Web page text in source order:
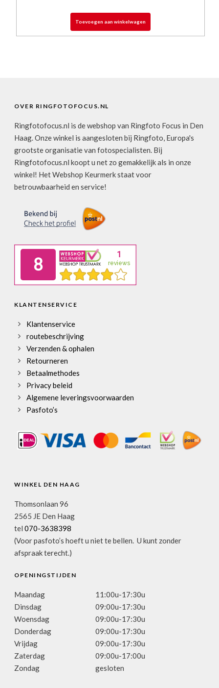
Toevoegen aan winkelwagen
OVER RINGFOTOFOCUS.NL
Ringfotofocus.nl is de webshop van Ringfoto Focus in Den
Haag. Onze winkel is aangesloten bij Ringfoto, Europa's
grootste organisatie van fotospecialisten. Bij
Ringfotofocus.nl koopt u net zo gemakkelijk als in onze
winkel! Het Webshop Keurmerk staat voor
betrouwbaarheid en service!
KLANTENSERVICE
Klantenservice
routebeschrijving
Verzenden & ophalen
Retourneren
Betaalmethodes
Privacy beleid
Algemene leveringsvoorwaarden
Pasfoto’s
WINKEL DEN HAAG
Thomsonlaan 96
2565 JE Den Haag
tel 070-3638398
(Voor pasfoto’s hoeft u niet te bellen. U kunt zonder
afspraak terecht.)
OPENINGSTIJDEN
Maandag
11:00u-17:30u
Dinsdag
09:00u-17:30u
Woensdag
09:00u-17:30u
Donderdag
09:00u-17:30u
Vrijdag
09:00u-17:30u
Zaterdag
09:00u-17:00u
Zondag
gesloten